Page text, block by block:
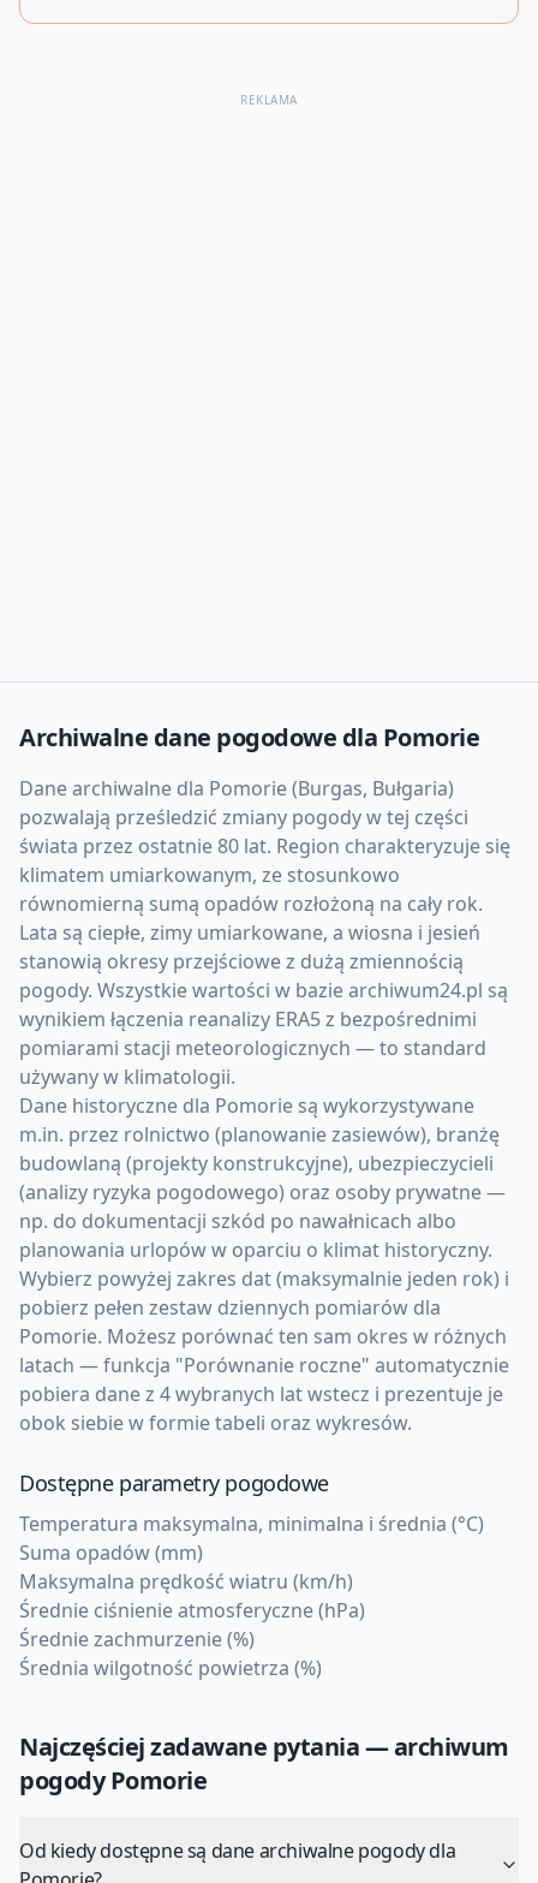
REKLAMA
Archiwalne dane pogodowe dla Pomorie
Dane archiwalne dla Pomorie (Burgas, Bułgaria)
pozwalają prześledzić zmiany pogody w tej części
świata przez ostatnie 80 lat. Region charakteryzuje się
klimatem umiarkowanym, ze stosunkowo
równomierną sumą opadów rozłożoną na cały rok.
Lata są ciepłe, zimy umiarkowane, a wiosna i jesień
stanowią okresy przejściowe z dużą zmiennością
pogody. Wszystkie wartości w bazie archiwum24.pl są
wynikiem łączenia reanalizy ERA5 z bezpośrednimi
pomiarami stacji meteorologicznych — to standard
używany w klimatologii.
Dane historyczne dla Pomorie są wykorzystywane
m.in. przez rolnictwo (planowanie zasiewów), branżę
budowlaną (projekty konstrukcyjne), ubezpieczycieli
(analizy ryzyka pogodowego) oraz osoby prywatne —
np. do dokumentacji szkód po nawałnicach albo
planowania urlopów w oparciu o klimat historyczny.
Wybierz powyżej zakres dat (maksymalnie jeden rok) i
pobierz pełen zestaw dziennych pomiarów dla
Pomorie. Możesz porównać ten sam okres w różnych
latach — funkcja "Porównanie roczne" automatycznie
pobiera dane z 4 wybranych lat wstecz i prezentuje je
obok siebie w formie tabeli oraz wykresów.
Dostępne parametry pogodowe
Temperatura maksymalna, minimalna i średnia (°C)
Suma opadów (mm)
Maksymalna prędkość wiatru (km/h)
Średnie ciśnienie atmosferyczne (hPa)
Średnie zachmurzenie (%)
Średnia wilgotność powietrza (%)
Najczęściej zadawane pytania — archiwum
pogodyPomorie
Od kiedy dostępne są dane archiwalne pogody dla